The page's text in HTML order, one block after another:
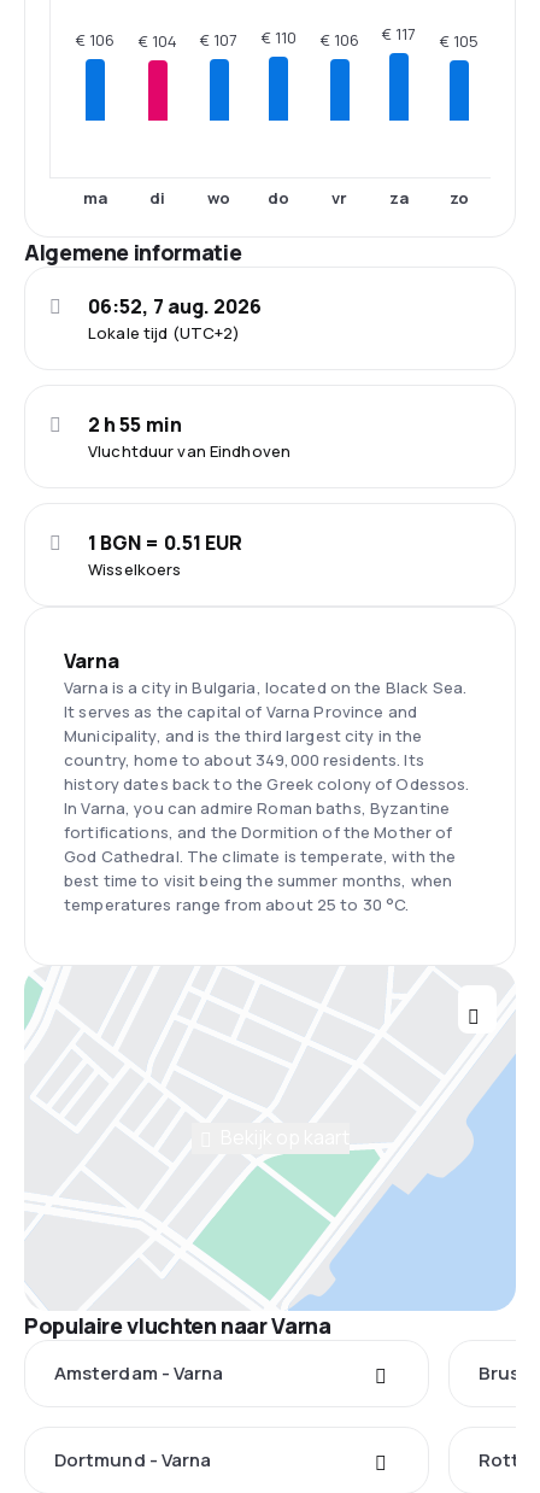
€ 106
ma
€ 104
di
€ 107
wo
€ 110
do
€ 106
vr
€ 117
za
€ 105
zo
Algemene informatie
Lokale tijd (UTC+2)
06:52, 7 aug. 2026
Vluchtduur van Eindhoven
2 h 55 min
Wisselkoers
1 BGN = 0.51 EUR
Varna
Varna is a city in Bulgaria, located on the Black Sea.
It serves as the capital of Varna Province and
Municipality, and is the third largest city in the
country, home to about 349,000 residents. Its
history dates back to the Greek colony of Odessos.
In Varna, you can admire Roman baths, Byzantine
fortifications, and the Dormition of the Mother of
God Cathedral. The climate is temperate, with the
best time to visit being the summer months, when
temperatures range from about 25 to 30 °C.
Populaire vluchten naar Varna
Amsterdam - Varna
Dortmund - Varna